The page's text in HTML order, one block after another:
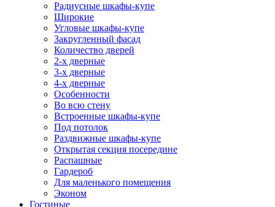
Радиусные шкафы-купе
Широкие
Угловые шкафы-купе
Закругленный фасад
Количество дверей
2-х дверные
3-х дверные
4-х дверные
Особенности
Во всю стену
Встроенные шкафы-купе
Под потолок
Раздвижные шкафы-купе
Открытая секция посередине
Распашные
Гардероб
Для маленького помещения
Эконом
Гостиные